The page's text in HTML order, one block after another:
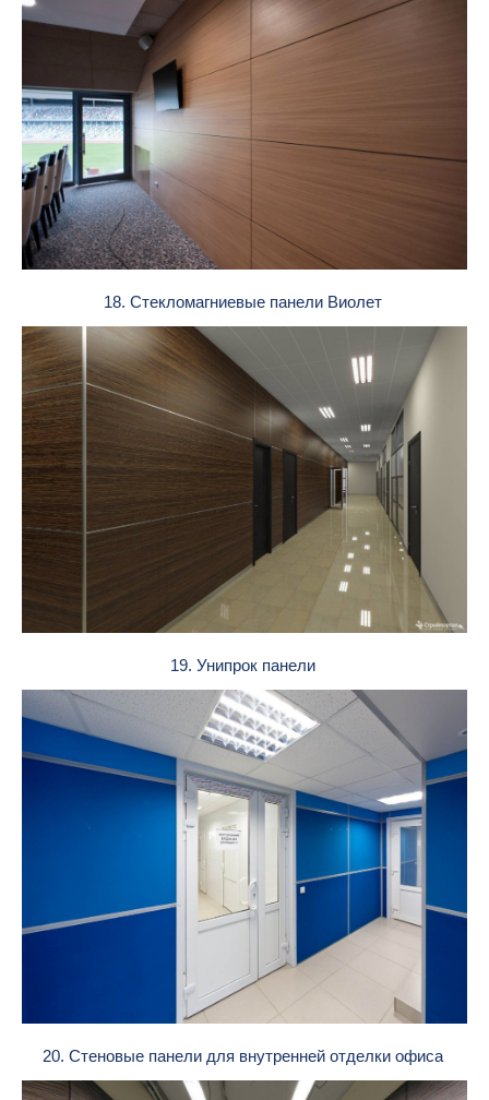
18. Стекломагниевые панели Виолет
19. Унипрок панели
20. Стеновые панели для внутренней отделки офиса